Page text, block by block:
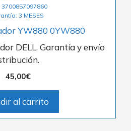
3700857097860
3 MESES
YW880 0YW880
DELL. Garantía y envío
45,00€
al carrito